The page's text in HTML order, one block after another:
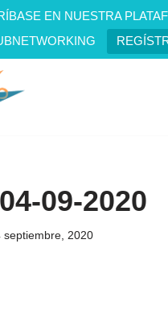
EN NUESTRA
09-2020
septiembre, 2020